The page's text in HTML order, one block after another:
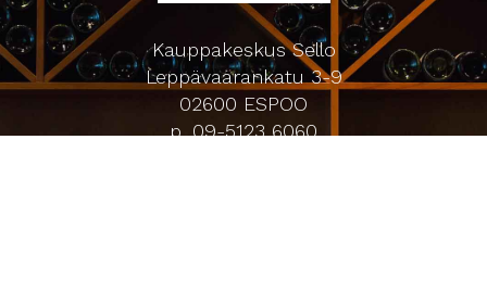
Kauppakeskus Sello
Leppävaarankatu 3-9
02600 ESPOO
p. 09-5123 6060